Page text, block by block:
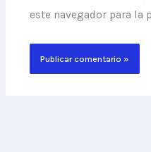
este navegador para la